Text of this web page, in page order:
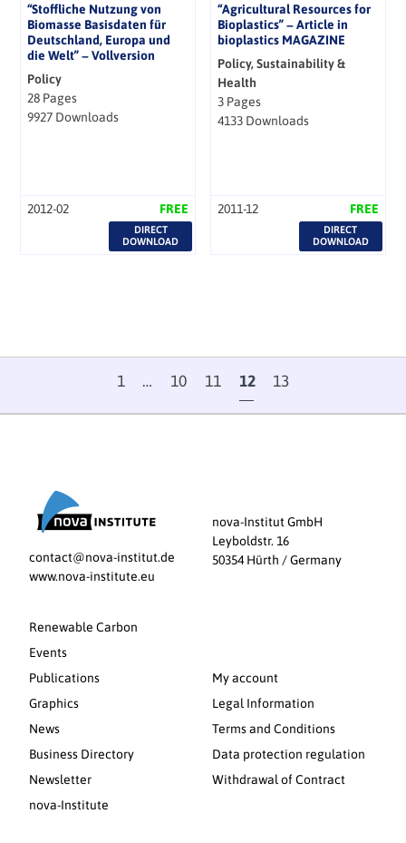
“Stoffliche Nutzung von
Biomasse Basisdaten für
Deutschland, Europa und
die Welt” − Vollversion
Policy
28 Pages
9927 Downloads
2012-02 FREE
DIRECT
DOWNLOAD
“Agricultural Resources for
Bioplastics” − Article in
bioplastics MAGAZINE
Policy, Sustainability &
Health
3 Pages
4133 Downloads
2011-12 FREE
DIRECT
DOWNLOAD
1 … 10 11 12 13
contact@nova-institut.de
www.nova-institute.eu
nova-Institut GmbH
Leyboldstr. 16
50354 Hürth / Germany
Renewable Carbon
Events
Publications
Graphics
News
Business Directory
Newsletter
nova-Institute
My account
Legal Information
Terms and Conditions
Data protection regulation
Withdrawal of Contract